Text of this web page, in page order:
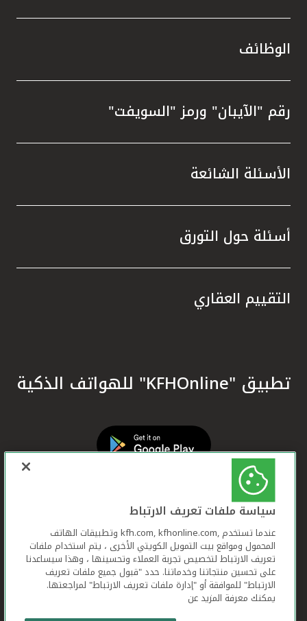
الوظائف
رقم "الآيبان" ورمز "السويفت"
الأسئلة الشائعة
أسئلة حول التورق
التقييم العقاري
تطبيق "KFHOnline" للهواتف الذكية
سياسة ملفات تعريف الارتباط
عندما تستخدم ,kfh.com, kfhonline.com وتطبيقات الهاتف
المحمول ومواقع بيت التمويل الكويتي الأخرى ، يتم استخدام ملفات
تعريف الارتباط لتخصيص تجربة العملاء وتحسينها ، وهذا سيساعدنا
على تحسين منتجاتنا وخدماتنا. حدد "قبول جميع ملفات تعريف
الارتباط" للموافقة أو "إدارة ملفات تعريف الارتباط" لمراجعتها.
يمكنك معرفة المزيد عن